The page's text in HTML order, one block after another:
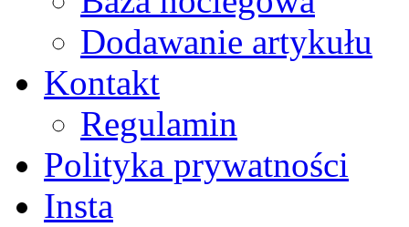
Dodawanie artykułu
Kontakt
Regulamin
Polityka prywatności
Insta